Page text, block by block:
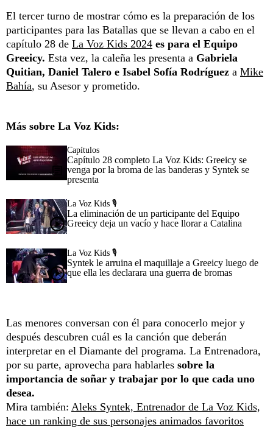
El tercer turno de mostrar cómo es la preparación de los
participantes para las Batallas que se llevan a cabo en el
capítulo 28 de La Voz Kids 2024 es para el Equipo
Greeicy. Esta vez, la caleña les presenta a Gabriela
Quitian, Daniel Talero e Isabel Sofía Rodríguez a Mike
Bahía, su Asesor y prometido.
Más sobre La Voz Kids:
Capítulos
Capítulo 28 completo La Voz Kids: Greeicy se
venga por la broma de las banderas y Syntek se
presenta
La Voz Kids 🎙️
La eliminación de un participante del Equipo
Greeicy deja un vacío y hace llorar a Catalina
La Voz Kids 🎙️
Syntek le arruina el maquillaje a Greeicy luego de
que ella les declarara una guerra de bromas
Las menores conversan con él para conocerlo mejor y
después descubren cuál es la canción que deberán
interpretar en el Diamante del programa. La Entrenadora,
por su parte, aprovecha para hablarles sobre la
importancia de soñar y trabajar por lo que cada uno
desea.
Mira también: Aleks Syntek, Entrenador de La Voz Kids,
hace un ranking de sus personajes animados favoritos